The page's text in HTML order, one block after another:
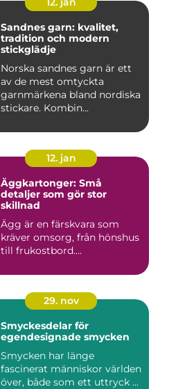
Sandnes garn: kvalitet,
tradition och modern
stickglädje
Norska sandnes garn är ett
av de mest omtyckta
garnmärkena bland nordiska
stickare. Kombin...
12. jan
Äggkartonger: Små
detaljer som gör stor
skillnad
Ägg är en färskvara som
kräver omsorg, från hönshus
till frukostbord....
29. nov
Smyckesdelar för
egendesignade smycken
Smycken har länge
fascinerat människor världen
över, både som ett uttryck ...